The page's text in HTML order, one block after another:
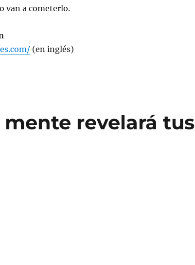
van a cometerlo.
(en inglés)
mente revelará tus